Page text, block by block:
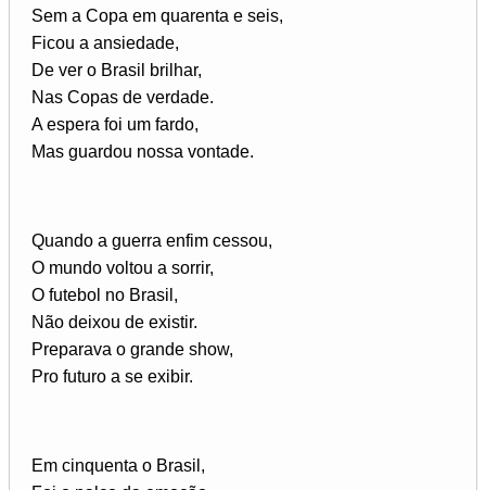
Sem a Copa em quarenta e seis,
Ficou a ansiedade,
De ver o Brasil brilhar,
Nas Copas de verdade.
A espera foi um fardo,
Mas guardou nossa vontade.
Quando a guerra enfim cessou,
O mundo voltou a sorrir,
O futebol no Brasil,
Não deixou de existir.
Preparava o grande show,
Pro futuro a se exibir.
Em cinquenta o Brasil,